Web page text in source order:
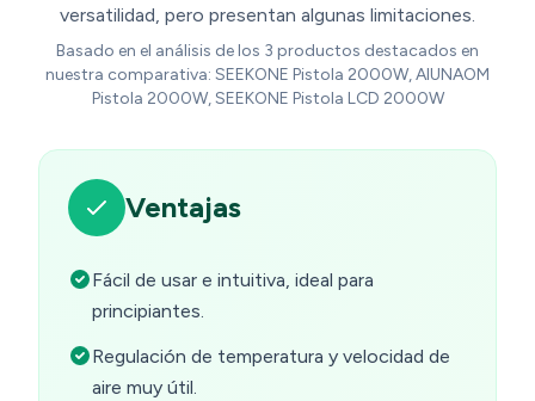
versatilidad, pero presentan algunas limitaciones.
Basado en el análisis de los 3 productos destacados en
nuestra comparativa: SEEKONE Pistola 2000W, AIUNAOM
Pistola 2000W, SEEKONE Pistola LCD 2000W
Ventajas
Fácil de usar e intuitiva, ideal para
principiantes.
Regulación de temperatura y velocidad de
aire muy útil.